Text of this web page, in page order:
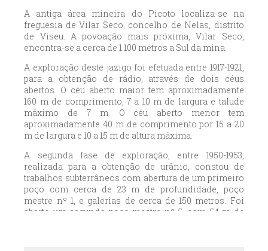
A antiga área mineira do Picoto localiza-se na
freguesia de Vilar Seco, concelho de Nelas, distrito
de Viseu. A povoação mais próxima, Vilar Seco,
encontra-se a cerca de 1.100 metros a Sul da mina.
A exploração deste jazigo foi efetuada entre 1917-1921,
para a obtenção de rádio, através de dois céus
abertos. O céu aberto maior tem aproximadamente
160 m de comprimento, 7 a 10 m de largura e talude
máximo de 7 m. O céu aberto menor tem
aproximadamente 40 m de comprimento por 15 a 20
m de largura e 10 a 15 m de altura máxima.
A segunda fase de exploração, entre 1950-1953,
realizada para a obtenção de urânio, constou de
trabalhos subterrâneos com abertura de um primeiro
poço com cerca de 23 m de profundidade, poço
mestre nº 1, e galerias de cerca de 150 metros. Foi
aberto um segundo poço mestre nº 5, com 54 m de